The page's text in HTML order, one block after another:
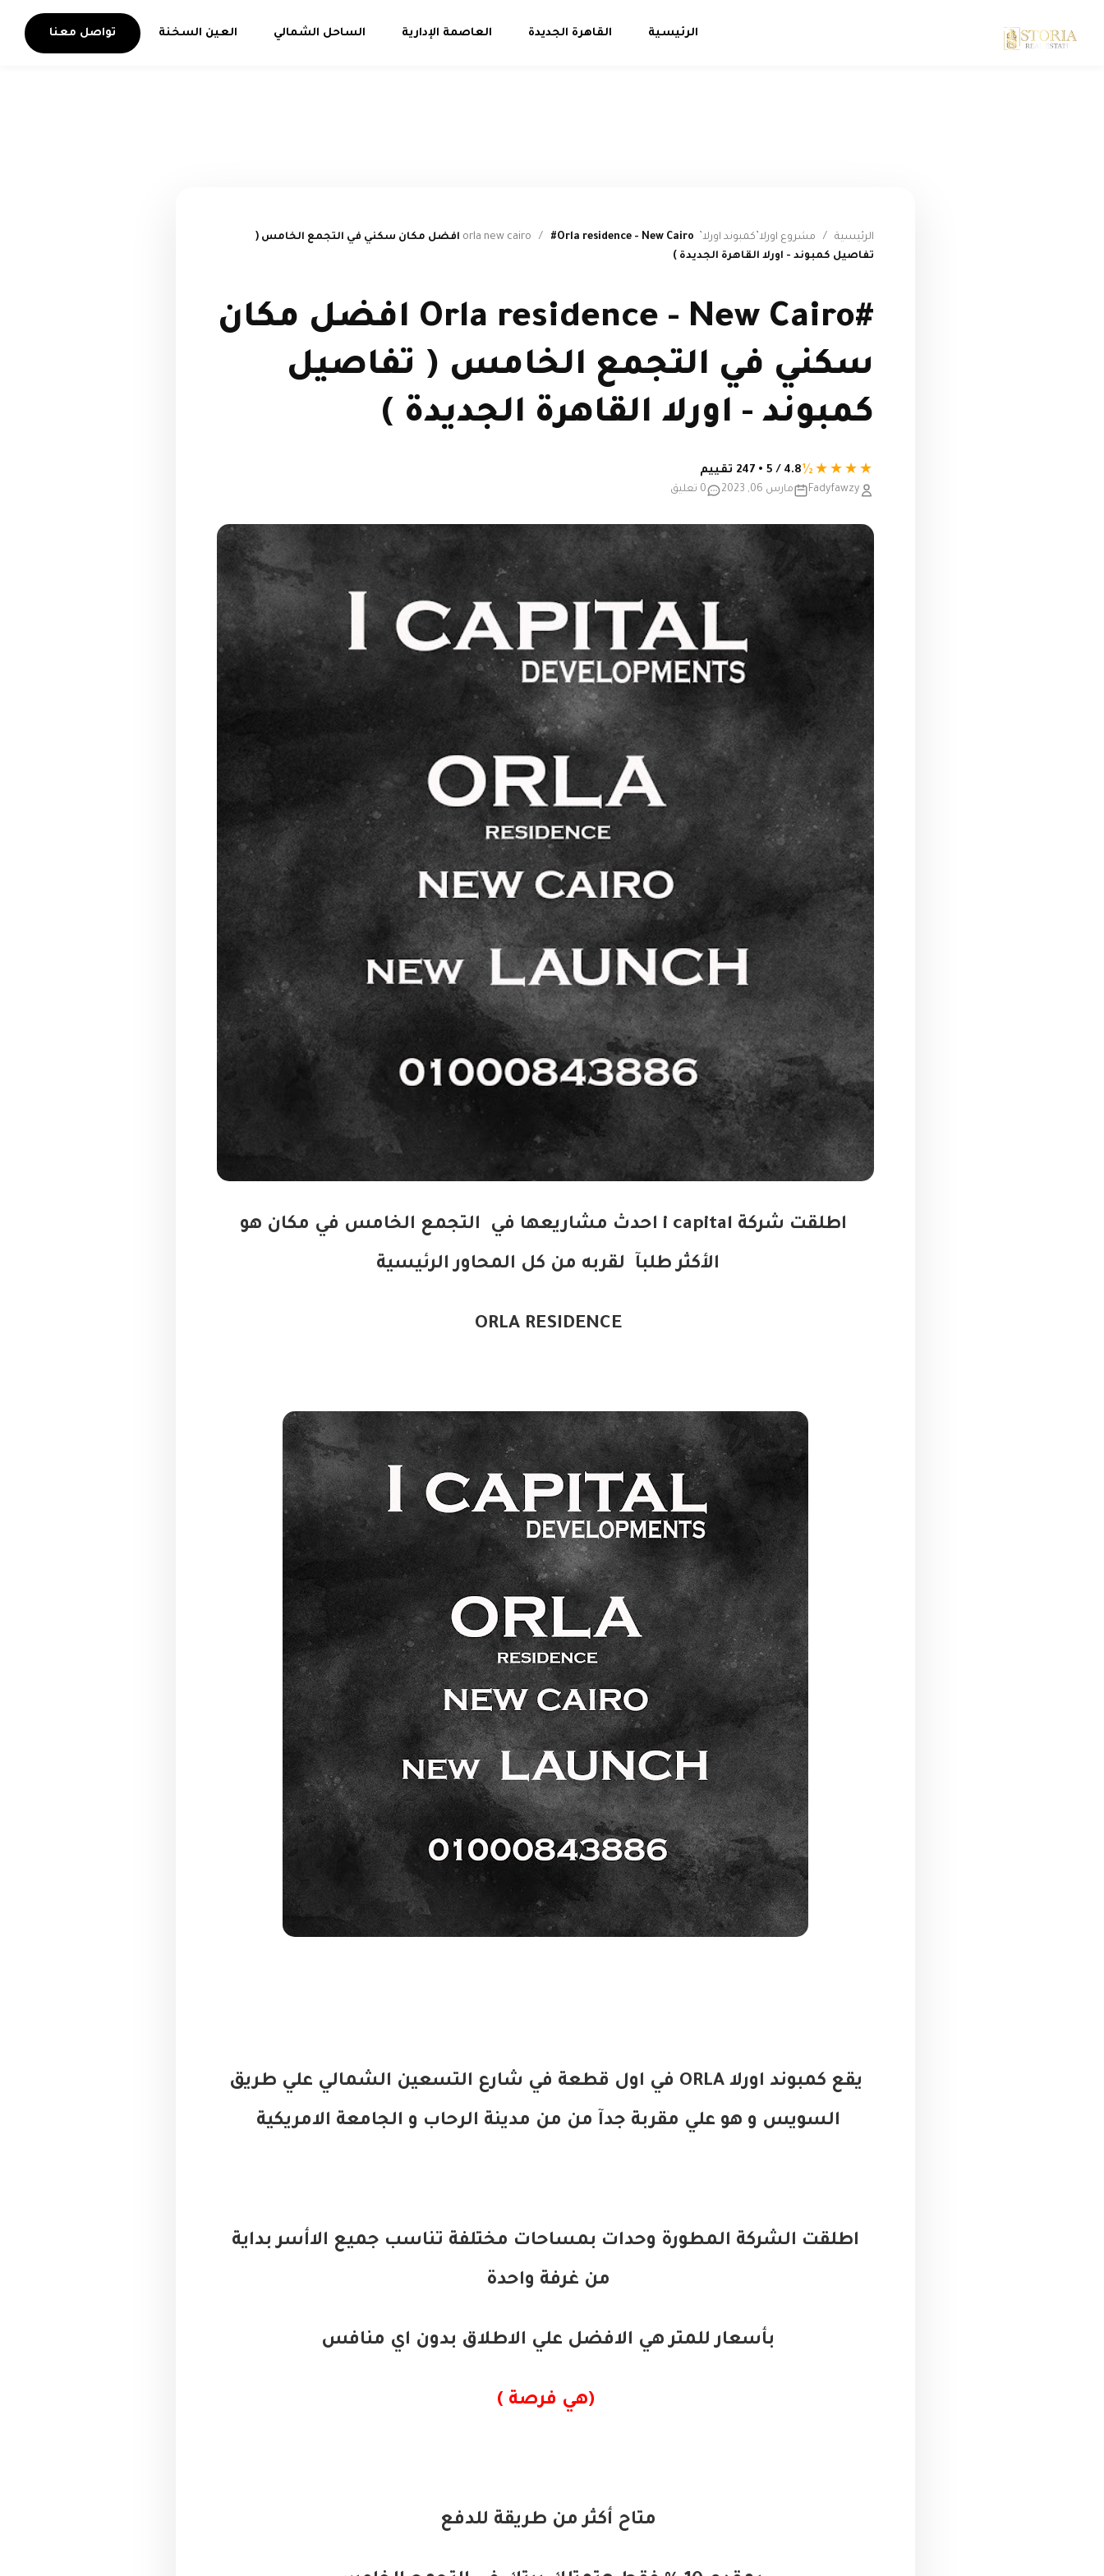
الرئيسية القاهرة الجديدة العاصمة الإدارية الساحل الشمالي العين السخنة تواصل معنا
الرئيسية / مشروع اورلا’كمبوند اورلا’orla new cairo /
#Orla residence - New Cairo افضل مكان سكني في التجمع الخامس (
تفاصيل كمبوند - اورلا القاهرة الجديدة )
#Orla residence - New Cairo افضل مكان
سكني في التجمع الخامس ( تفاصيل
كمبوند - اورلا القاهرة الجديدة )
★★★★½4.8 / 5 • 247 تقييم
Fadyfawzy مارس 06, 2023 0 تعليق
اطلقت شركة i capital احدث مشاريعها في التجمع الخامس في مكان هو
الأكثر طلبآ لقربه من كل المحاور الرئيسية
ORLA RESIDENCE
يقع كمبوند اورلا ORLA في اول قطعة في شارع التسعين الشمالي علي طريق
السويس و هو علي مقربة جدآ من من مدينة الرحاب و الجامعة الامريكية
اطلقت الشركة المطورة وحدات بمساحات مختلفة تناسب جميع الاأسر بداية
من غرفة واحدة
بأسعار للمتر هي الافضل علي الاطلاق بدون اي منافس
(هي فرصة )
متاح أكثر من طريقة للدفع